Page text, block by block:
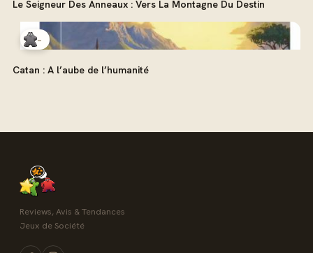
Le Seigneur Des Anneaux : Vers La Montagne Du Destin
-
Catan : A l’aube de l’humanité
Reviews, Avis & Tendances
Jeux de Société